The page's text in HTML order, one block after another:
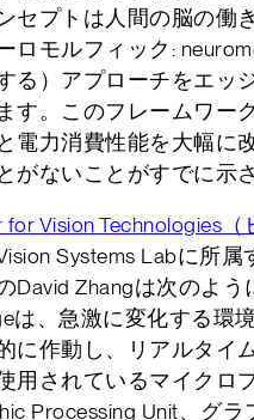
セプトは人間の脳の働
ロモルフィック:
る）アプローチをエッ
す。このフレームワー
電力消費性能を大幅に
がないことがすでに示
for Vision Technologies
Systems Labに所
David Zhangは次のよう
は、急激に変化する環
に作動し、リアルタイ
用されているマイクロ
Processing Unit、グラ